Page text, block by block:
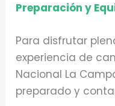
Preparación y
Para disfrutar
experiencia de
Nacional La
preparado y